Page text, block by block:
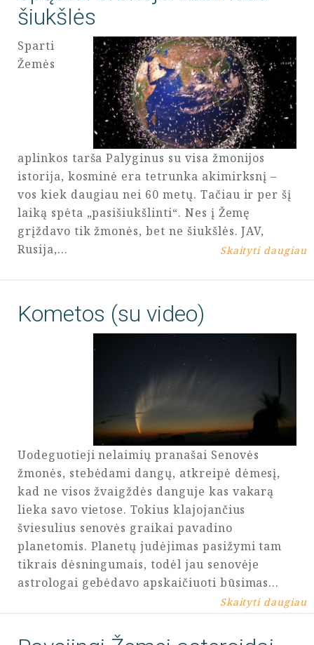
šiukšlės
Sparti
Žemės
aplinkos tarša Palyginus su visa žmonijos
istorija, kosminė era tetrunka akimirksnį –
vos kiek daugiau nei 60 metų. Tačiau ir per šį
laiką spėta „pasišiukšlinti“. Nes į Žemę
grįždavo tik žmonės, bet ne šiukšlės. JAV,
Rusija,…
Skaityti daugiau
Kometos (su video)
Uodeguotieji nelaimių pranašai Senovės
žmonės, stebėdami dangų, atkreipė dėmesį,
kad ne visos žvaigždės danguje kas vakarą
lieka savo vietose. Tokius klajojančius
šviesulius senovės graikai pavadino
planetomis. Planetų judėjimas pasižymi tam
tikrais dėsningumais, todėl jau senovėje
astrologai gebėdavo apskaičiuoti būsimas…
Skaityti daugiau